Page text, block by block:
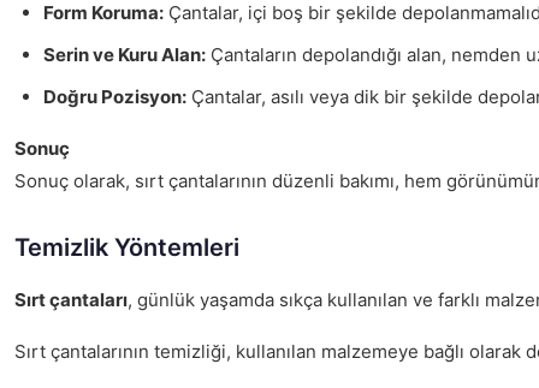
Form Koruma: Çantalar, içi boş bir şekilde
Serin ve Kuru Alan: Çantaların depolandığı alan, nemden
Doğru Pozisyon: Çantalar, asılı veya dik bir şekilde
Sonuç
Sonuç olarak, sırt çantalarının düzenli bakımı, hem
Temizlik Yöntemleri
Sırt çantaları, günlük yaşamda sıkça kullanılan ve farklı
Sırt çantalarının temizliği, kullanılan malzemeye bağlı